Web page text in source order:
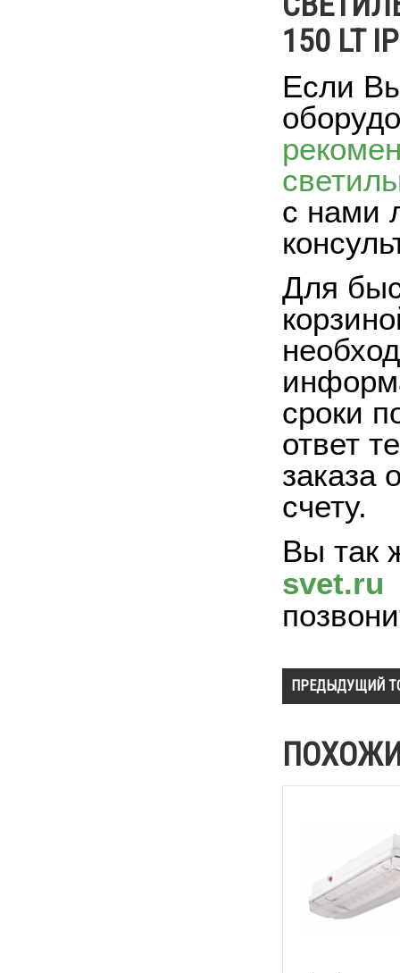
150 LT
Если
с нами
Для
сроки
ответ
заказа
счету.
Вы так
svet.ru
ПРЕДЫДУЩИЙ